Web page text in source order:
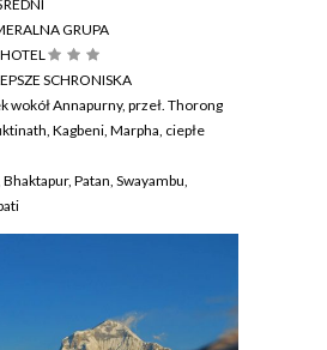
GRUPA
SCHRONISKA
wokół Annapurny, przeł. Thorong
Kagbeni, Marpha, ciepłe
Patan, Swayambu,